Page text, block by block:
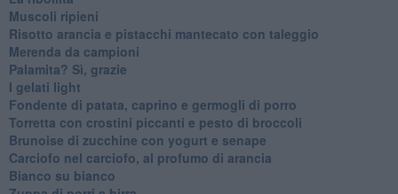
Muscoli ripieni
Risotto arancia e pistacchi mantecato con taleggio
Merenda da campioni
Palamita? Sì, grazie
I gelati light
Fondente di patata, caprino e germogli di porro
Torretta con crostini piccanti e pesto di broccoli
Brunoise di zucchine con yogurt e senape
Carciofo nel carciofo, al profumo di arancia
Bianco su bianco